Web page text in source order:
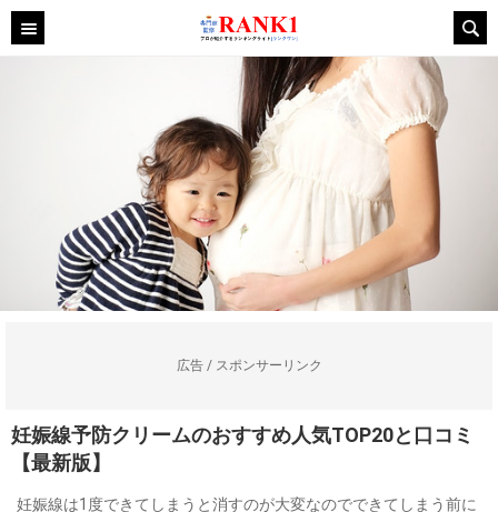
広告 / スポンサーリンク
妊娠線予防クリームのおすすめ人気TOP20と口コミ
【最新版】
妊娠線は1度できてしまうと消すのが大変なのでできてしまう前に